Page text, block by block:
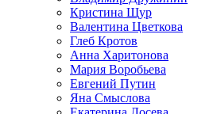
Кристина Щур
Валентина Цветкова
Глеб Кротов
Анна Харитонова
Мария Воробьева
Евгений Путин
Яна Смыслова